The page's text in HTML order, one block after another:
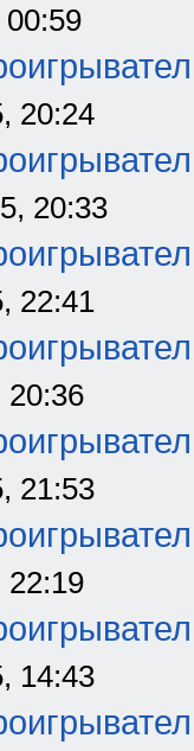
20:24
20:33
22:41
21:53
14:43